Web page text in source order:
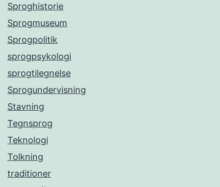
Sproghistorie
Sprogmuseum
Sprogpolitik
sprogpsykologi
sprogtilegnelse
Sprogundervisning
Stavning
Tegnsprog
Teknologi
Tolkning
traditioner